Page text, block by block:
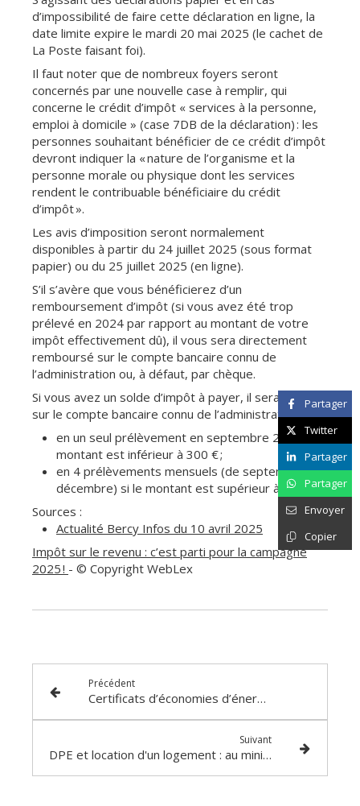
d’impossibilité de faire cette déclaration en ligne, la
date limite expire le mardi 20 mai 2025 (le cachet de
La Poste faisant foi).
Il faut noter que de nombreux foyers seront
concernés par une nouvelle case à remplir, qui
concerne le crédit d’impôt « services à la personne,
emploi à domicile » (case 7DB de la déclaration) : les
personnes souhaitant bénéficier de ce crédit d’impôt
devront indiquer la « nature de l’organisme et la
personne morale ou physique dont les services
rendent le contribuable bénéficiaire du crédit
d’impôt ».
Les avis d’imposition seront normalement
disponibles à partir du 24 juillet 2025 (sous format
papier) ou du 25 juillet 2025 (en ligne).
S’il s’avère que vous bénéficierez d’un
remboursement d’impôt (si vous avez été trop
prélevé en 2024 par rapport au montant de votre
impôt effectivement dû), il vous sera directement
remboursé sur le compte bancaire connu de
l’administration ou, à défaut, par chèque.
Si vous avez un solde d’impôt à payer, il sera prélevé
sur le compte bancaire connu de l’administration :
en un seul prélèvement en septembre 2025 si le
montant est inférieur à 300 € ;
en 4 prélèvements mensuels (de septembre à
décembre) si le montant est supérieur à 300 €.
Sources :
Actualité Bercy Infos du 10 avril 2025
Impôt sur le revenu : c’est parti pour la campagne
2025 ! - © Copyright WebLex
Précédent
Certificats d’économies d’énergie (CEE) : encore des modifications à connaître
Suivant
DPE et location d'un logement : au minimum F depuis le 1er janvier 2025 ?
Partager
Twitter
Partager
Partager
Envoyer
Copier